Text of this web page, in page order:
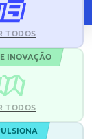
TODOS
INOVAÇÃO
TODOS